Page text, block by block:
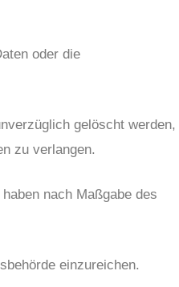
oder die
gelöscht werden,
zu verlangen.
nach Maßgabe des
einzureichen.